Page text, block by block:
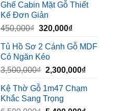
là:
2,500,000₫.
tại
Ghế Cabin Mặt Gỗ Thiết
Kế Đơn Giản
450,000₫ Giá
là:
450,000₫.
320,000₫Giá
tại
320,000₫.
Tủ Hồ Sơ 2 Cánh Gỗ MDF
Có Ngăn Kéo
3,500,000₫ Giá
là:
3,500,000₫.
2,300,000₫Giá
tại
Kệ Thờ Gỗ 1m47 Chạm
Khắc Sang Trọng